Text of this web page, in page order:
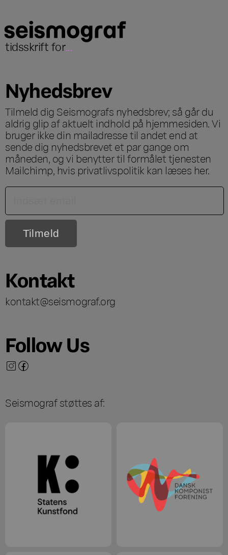
tidsskrift for...
Nyhedsbrev
Tilmeld dig Seismografs nyhedsbrev; så går du
aldrig glip af aktuelt indhold på hjemmesiden. Vi
bruger ikke din mailadresse til andet end at
sende dig nyhedsbrevet et par gange om
måneden, og vi benytter til formålet tjenesten
Mailchimp, hvis privatlivspolitik kan læses her.
Kontakt
kontakt@seismograf.org
Follow Us
Seismograf støttes af: